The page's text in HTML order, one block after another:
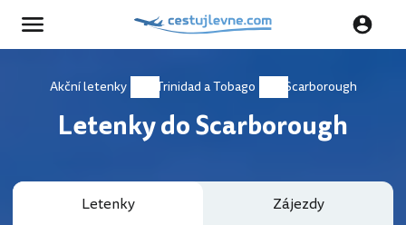
Akční letenky Trinidad a Tobago Scarborough
Letenky do Scarborough
Letenky Zájezdy